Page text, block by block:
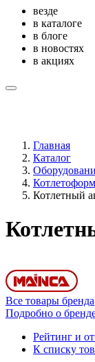
везде
в каталоге
в блоге
в новостях
в акциях
Главная
Каталог
Котлетный
Все товары бренда
Подробно о
Рейтинг и
К списку